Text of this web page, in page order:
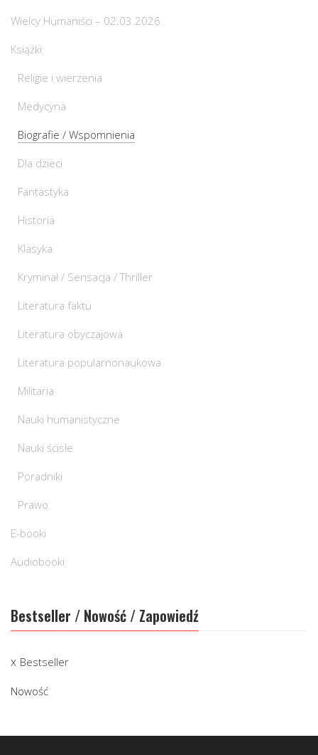
Wielcy Humaniści – 02.03.2026
Książki
Religie i wierzenia
Medycyna
Biografie / Wspomnienia
Dla dzieci
Fantastyka
Historia
Klasyka
Kryminał / Sensacja / Thriller
Literatura faktu
Literatura obyczajowa
Literatura popularnonaukowa
Militaria
Nauki humanistyczne
Nauki ścisłe
Poradniki
Prawo
E-booki
Audiobooki
Bestseller / Nowość / Zapowiedź
Bestseller
Nowość